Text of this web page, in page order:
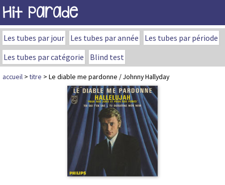
Hit Parade
Les tubes par jour Les tubes par année
Les tubes par période
Les tubes par catégorie
Blind test
accueil >titre > Le diable me pardonne / Johnny Hallyday